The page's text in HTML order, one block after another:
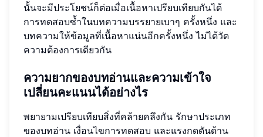
นั้นจะมีประโยชน์ก็ต่อเมื่อเนื้อหาเปรียบเทียบกันได้
การทดสอบซ้ำในบทความบรรยายเบาๆ ครั้งหนึ่ง และ
บทความให้ข้อมูลที่เนื้อหาแน่นอีกครั้งหนึ่ง ไม่ได้วัด
ความต้องการเดียวกัน
ความยากของบทอ่านและความเข้าใจ
เปลี่ยนคะแนนได้อย่างไร
พยายามเปรียบเทียบสิ่งที่คล้ายคลึงกัน รักษาประเภท
ของบทอ่าน เงื่อนไขการทดสอบ และแรงกดดันด้าน